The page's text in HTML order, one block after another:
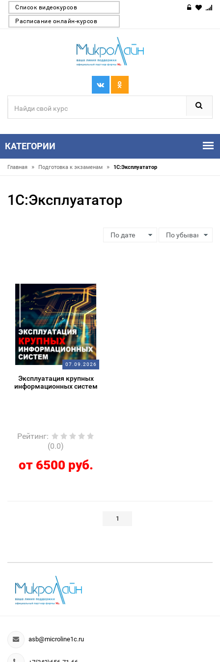
Список видеокурсов
Расписание онлайн-курсов
КАТЕГОРИИ
Главная » Подготовка к экзаменам » 1С:Эксплуататор
1С:Эксплуататор
07.09.2026
Эксплуатация крупных
информационных систем
Рейтинг:
(0.0)
от 6500 руб.
1
asb@microline1c.ru